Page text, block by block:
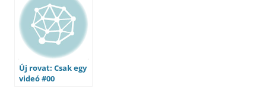
Új rovat: Csak egy
videó #00